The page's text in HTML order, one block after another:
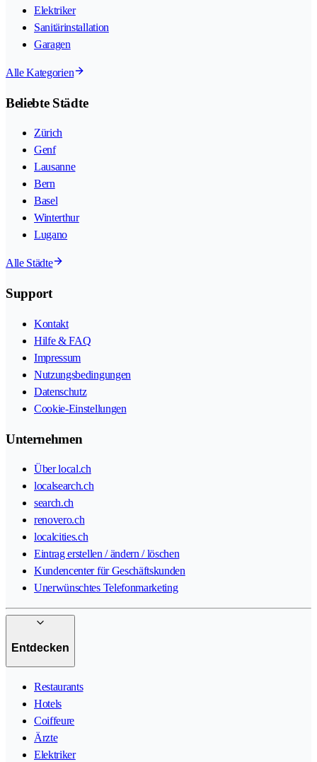
Elektriker
Sanitärinstallation
Garagen
Alle Kategorien
Beliebte Städte
Zürich
Genf
Lausanne
Bern
Basel
Winterthur
Lugano
Alle Städte
Support
Kontakt
Hilfe & FAQ
Impressum
Nutzungsbedingungen
Datenschutz
Cookie-Einstellungen
Unternehmen
Über local.ch
localsearch.ch
search.ch
renovero.ch
localcities.ch
Eintrag erstellen / ändern / löschen
Kundencenter für Geschäftskunden
Unerwünschtes Telefonmarketing
Entdecken
Restaurants
Hotels
Coiffeure
Ärzte
Elektriker